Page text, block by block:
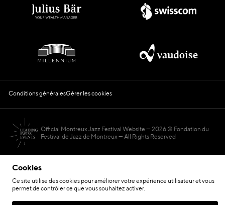
Cookies
Ce site utilise des cookies pour améliorer votre expérience utilisateur et vous
permet de contrôler ce que vous souhaitez activer.
Conditions généralesGérer les cookies
Official Montreux Jazz Festival Website
2026 © Fondation du
Festival de Jazz de Montreux — All Rights Reserved
Hosted by